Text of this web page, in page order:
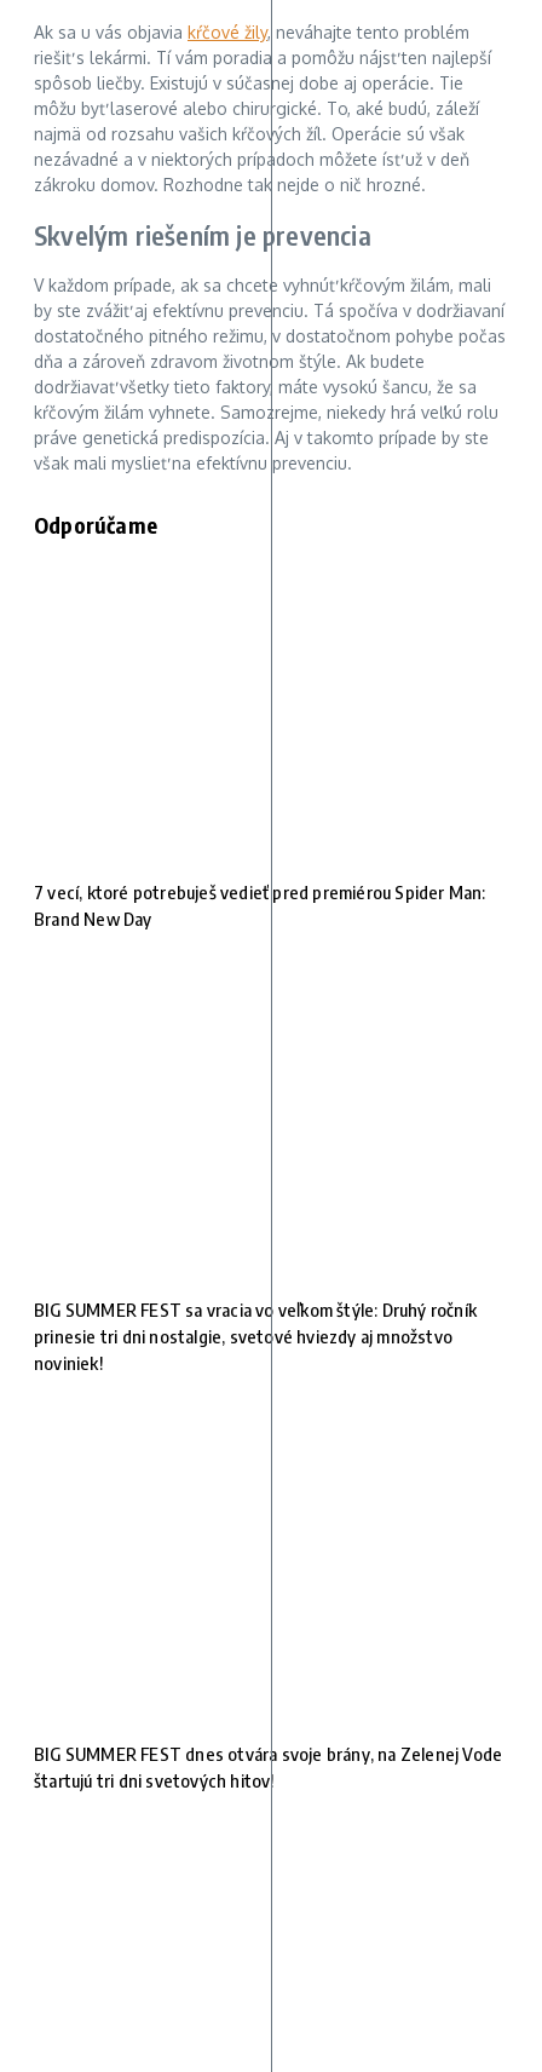
Ak sa u vás objavia kŕčové žily, neváhajte tento problém
riešiť s lekármi. Tí vám poradia a pomôžu nájsť ten najlepší
spôsob liečby. Existujú v súčasnej dobe aj operácie. Tie
môžu byť laserové alebo chirurgické. To, aké budú, záleží
najmä od rozsahu vašich kŕčových žíl. Operácie sú však
nezávadné a v niektorých prípadoch môžete ísť už v deň
zákroku domov. Rozhodne tak nejde o nič hrozné.
Skvelým riešením je prevencia
V každom prípade, ak sa chcete vyhnúť kŕčovým žilám, mali
by ste zvážiť aj efektívnu prevenciu. Tá spočíva v dodržiavaní
dostatočného pitného režimu, v dostatočnom pohybe počas
dňa a zároveň zdravom životnom štýle. Ak budete
dodržiavať všetky tieto faktory, máte vysokú šancu, že sa
kŕčovým žilám vyhnete. Samozrejme, niekedy hrá veľkú rolu
práve genetická predispozícia. Aj v takomto prípade by ste
však mali myslieť na efektívnu prevenciu.
Odporúčame
7 vecí, ktoré potrebuješ vedieť pred premiérou Spider Man:
Brand New Day
BIG SUMMER FEST sa vracia vo veľkom štýle: Druhý ročník
prinesie tri dni nostalgie, svetové hviezdy aj množstvo
noviniek!
BIG SUMMER FEST dnes otvára svoje brány, na Zelenej Vode
štartujú tri dni svetových hitov!